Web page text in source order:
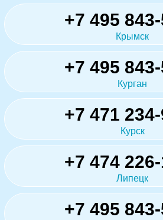
+7 495
Крымск
+7 495
Курган
+7 471
Курск
+7 474
Липецк
+7 495